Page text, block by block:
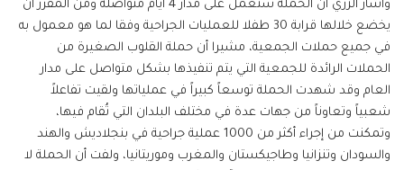
وأشار الزري أن الحملة ستعمل على مدار 4 أيام متواصلة ومن المقرر أن
يخضع خلالها قرابة 30 طفلا للعمليات الجراحية وفقا لما هو معمول به
في جميع حملات الجمعية، مشيرا أن حملة القلوب الصغيرة من
الحملات الرائدة للجمعية التي يتم تنفيذها بشكل متواصل على مدار
العام وقد شهدت الحملة توسعاً كبيراً في عملياتها ولقيت تفاعلاً
شعبياً وتعاوناً من جهات عدة في مختلف البلدان التي تُقام فيها،
وتمكنت من إجراء أكثر من 1000 عملية جراحية في بنجلاديش والهند
والسودان وتنزانيا وطاجيكستان والمغرب وموريتانيا، ولفت أن الحملة لا